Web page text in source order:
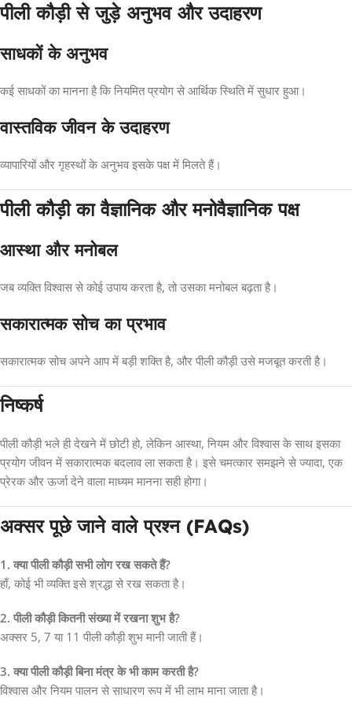
पीली कौड़ी से जुड़े अनुभव और उदाहरण
साधकों के अनुभव
कई साधकों का मानना है कि नियमित प्रयोग से आर्थिक स्थिति में सुधार हुआ।
वास्तविक जीवन के उदाहरण
व्यापारियों और गृहस्थों के अनुभव इसके पक्ष में मिलते हैं।
पीली कौड़ी का वैज्ञानिक और मनोवैज्ञानिक पक्ष
आस्था और मनोबल
जब व्यक्ति विश्वास से कोई उपाय करता है, तो उसका मनोबल बढ़ता है।
सकारात्मक सोच का प्रभाव
सकारात्मक सोच अपने आप में बड़ी शक्ति है, और पीली कौड़ी उसे मजबूत करती है।
निष्कर्ष
पीली कौड़ी भले ही देखने में छोटी हो, लेकिन आस्था, नियम और विश्वास के साथ इसका
प्रयोग जीवन में सकारात्मक बदलाव ला सकता है। इसे चमत्कार समझने से ज्यादा, एक
प्रेरक और ऊर्जा देने वाला माध्यम मानना सही होगा।
अक्सर पूछे जाने वाले प्रश्न (FAQs)
1. क्या पीली कौड़ी सभी लोग रख सकते हैं?
हाँ, कोई भी व्यक्ति इसे श्रद्धा से रख सकता है।
2. पीली कौड़ी कितनी संख्या में रखना शुभ है?
अक्सर 5, 7 या 11 पीली कौड़ी शुभ मानी जाती हैं।
3. क्या पीली कौड़ी बिना मंत्र के भी काम करती है?
विश्वास और नियम पालन से साधारण रूप में भी लाभ माना जाता है।